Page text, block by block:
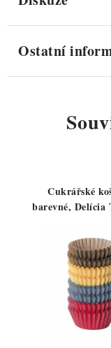
Ostatní
Cukrářské
barevné, Delícia